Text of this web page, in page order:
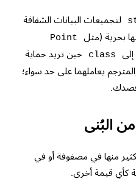
لتجميعات البيانات الشفافة
بحرية (مثل
Point
class
حين تريد حماية
يعاملهما على حد سواء؛
قصدك.
البُنى
منها في مصفوفة أو في
كأي قيمة أخرى.